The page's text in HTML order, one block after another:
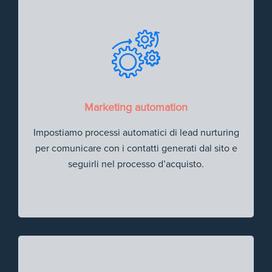
Marketing automation
Impostiamo processi automatici di lead nurturing
per comunicare con i contatti generati dal sito e
seguirli nel processo d’acquisto.